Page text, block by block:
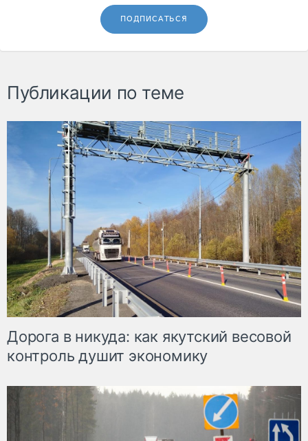
ПОДПИСАТЬСЯ
Публикации по теме
Дорога в никуда: как якутский весовой
контроль душит экономику